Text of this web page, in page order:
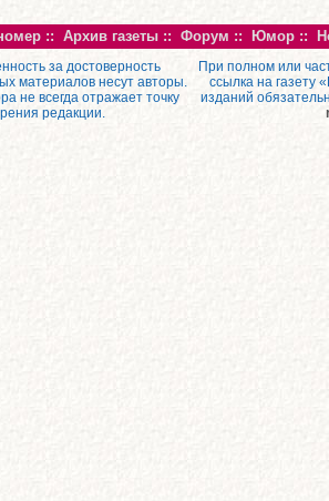
:: Архив газеты :: Форум :: Юмор ::
за достоверность
материалов несут авторы.
не всегда отражает точку
редакции.
При полном или
ссылка на газету
изданий